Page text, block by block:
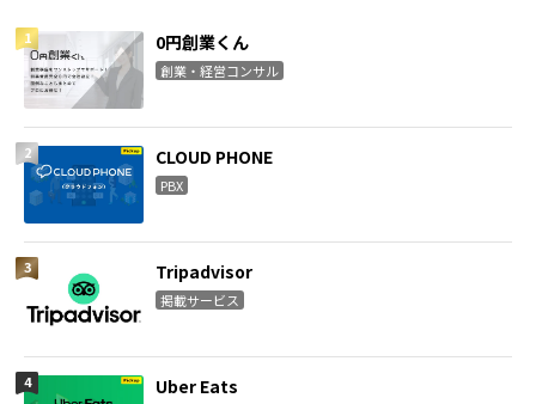
0円創業くん
創業・経営コンサル
CLOUD PHONE
PBX
Tripadvisor
掲載サービス
Uber Eats